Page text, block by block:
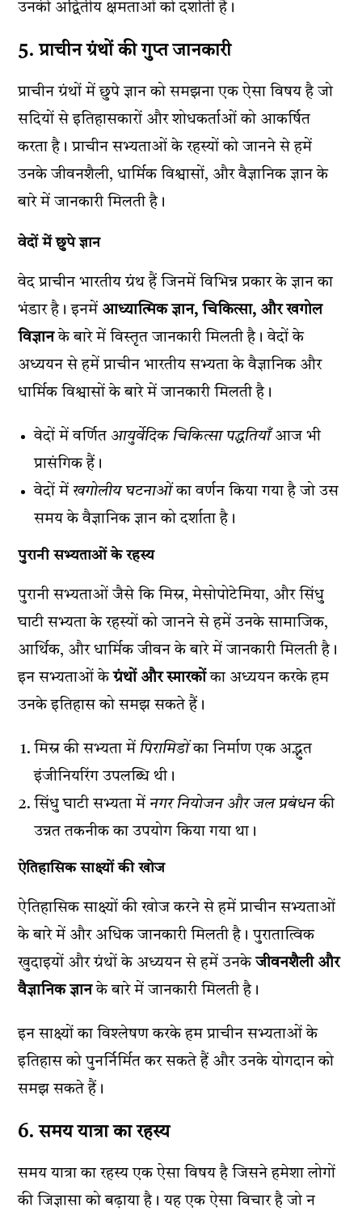
उनकी अद्वितीय क्षमताओं को दर्शाती हैं।
5. प्राचीन ग्रंथों की गुप्त जानकारी
प्राचीन ग्रंथों में छुपे ज्ञान को समझना एक ऐसा विषय है जो
सदियों से इतिहासकारों और शोधकर्ताओं को आकर्षित
करता है। प्राचीन सभ्यताओं के रहस्यों को जानने से हमें
उनके जीवनशैली, धार्मिक विश्वासों, और वैज्ञानिक ज्ञान के
बारे में जानकारी मिलती है।
वेदों में छुपे ज्ञान
वेद प्राचीन भारतीय ग्रंथ हैं जिनमें विभिन्न प्रकार के ज्ञान का
भंडार है। इनमें आध्यात्मिक ज्ञान, चिकित्सा, और खगोल
विज्ञानके बारे में विस्तृत जानकारी मिलती है। वेदों के
अध्ययन से हमें प्राचीन भारतीय सभ्यता के वैज्ञानिक और
धार्मिक विश्वासों के बारे में जानकारी मिलती है।
वेदों में वर्णित आयुर्वेदिक चिकित्सा पद्धतियाँआज भी
प्रासंगिक हैं।
वेदों में खगोलीय घटनाओंका वर्णन किया गया है जो उस
समय के वैज्ञानिक ज्ञान को दर्शाता है।
पुरानी सभ्यताओं के रहस्य
पुरानी सभ्यताओं जैसे कि मिस्र, मेसोपोटेमिया, और सिंधु
घाटी सभ्यता के रहस्यों को जानने से हमें उनके सामाजिक,
आर्थिक, और धार्मिक जीवन के बारे में जानकारी मिलती है।
इन सभ्यताओं केग्रंथों और स्मारकोंका अध्ययन करके हम
उनके इतिहास को समझ सकते हैं।
मिस्र की सभ्यता में पिरामिडोंका निर्माण एक अद्भुत
इंजीनियरिंग उपलब्धि थी।
सिंधु घाटी सभ्यता में नगर नियोजन और जल प्रबंधनकी
उन्नत तकनीक का उपयोग किया गया था।
ऐतिहासिक साक्ष्यों की खोज
ऐतिहासिक साक्ष्यों की खोज करने से हमें प्राचीन सभ्यताओं
के बारे में और अधिक जानकारी मिलती है। पुरातात्विक
खुदाइयों और ग्रंथों के अध्ययन से हमें उनकेजीवनशैली और
वैज्ञानिक ज्ञानके बारे में जानकारी मिलती है।
इन साक्ष्यों का विश्लेषण करके हम प्राचीन सभ्यताओं के
इतिहास को पुनर्निर्मित कर सकते हैं और उनके योगदान को
समझ सकते हैं।
6. समय यात्रा का रहस्य
समय यात्रा का रहस्य एक ऐसा विषय है जिसने हमेशा लोगों
की जिज्ञासा को बढ़ाया है। यह एक ऐसा विचार है जो न